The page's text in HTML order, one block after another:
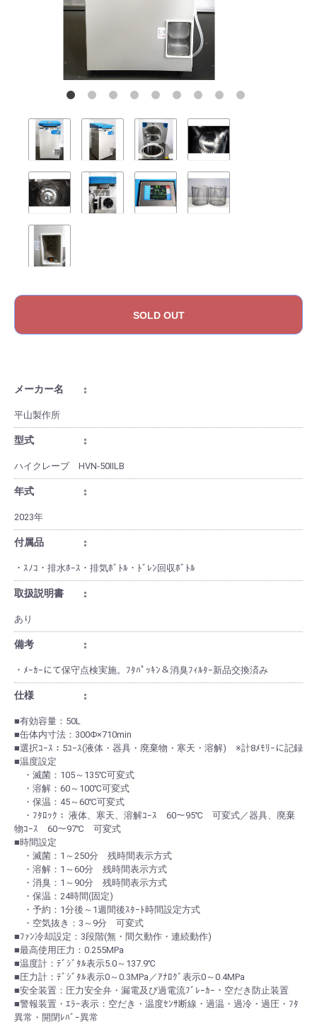
SOLD OUT
メーカー名
平山製作所
型式
ハイクレーブ HVN-50ⅡLB
年式
2023年
付属品
・ｽﾉｺ・排水ﾎｰｽ・排気ﾎﾞﾄﾙ・ﾄﾞﾚﾝ回収ﾎﾞﾄﾙ
取扱説明書
あり
備考
・ﾒｰｶｰにて保守点検実施。ﾌﾀﾊﾟｯｷﾝ＆消臭ﾌｨﾙﾀｰ新品交換済み
仕様
■有効容量：50L
■缶体内寸法：300Φ×710min
■選択ｺｰｽ：5ｺｰｽ(液体・器具・廃棄物・寒天・溶解) ※計8ﾒﾓﾘｰに記録
■温度設定
・滅菌：105～135℃可変式
・溶解：60～100℃可変式
・保温：45～60℃可変式
・ﾌﾀﾛｯｸ： 液体、寒天、溶解ｺｰｽ 60～95℃ 可変式／器具、廃棄
物ｺｰｽ 60～97℃ 可変式
■時間設定
・滅菌：1～250分 残時間表示方式
・溶解：1～60分 残時間表示方式
・消臭：1～90分 残時間表示方式
・保温：24時間(固定)
・予約：1分後～1週間後ｽﾀｰﾄ時間設定方式
・空気抜き：3～9分 可変式
■ﾌｧﾝ冷却設定：3段階(無・間欠動作・連続動作)
■最高使用圧力：0.255MPa
■温度計：ﾃﾞｼﾞﾀﾙ表示5.0～137.9℃
■圧力計：ﾃﾞｼﾞﾀﾙ表示0～0.3MPa／ｱﾅﾛｸﾞ表示0～0.4MPa
■安全装置：圧力安全弁・漏電及び過電流ﾌﾞﾚｰｶｰ・空だき防止装置
■警報装置・ｴﾗｰ表示：空だき・温度ｾﾝｻ断線・過温・過冷・過圧・ﾌﾀ
異常・開閉ﾚﾊﾞｰ異常